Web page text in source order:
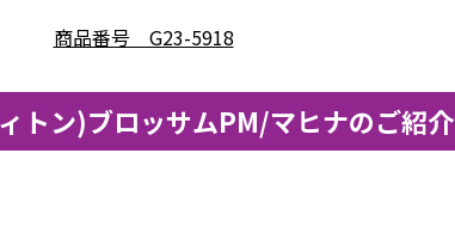
商品番号 G23-5918
トン)ブロッサムPM/マヒナのご紹介